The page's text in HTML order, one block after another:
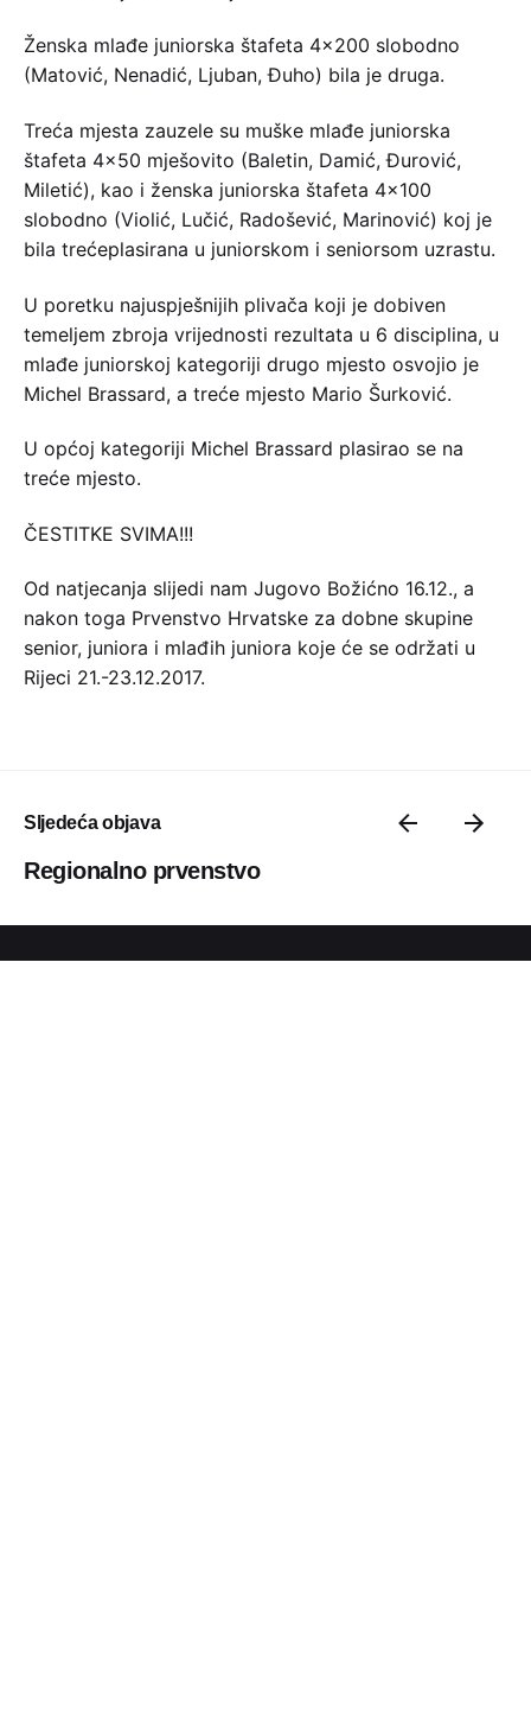
Ženska mlađe juniorska štafeta 4×200 slobodno
(Matović, Nenadić, Ljuban, Đuho) bila je druga.
Treća mjesta zauzele su muške mlađe juniorska
štafeta 4×50 mješovito (Baletin, Damić, Đurović,
Miletić), kao i ženska juniorska štafeta 4×100
slobodno (Violić, Lučić, Radošević, Marinović) koj je
bila trećeplasirana u juniorskom i seniorsom uzrastu.
U poretku najuspješnijih plivača koji je dobiven
temeljem zbroja vrijednosti rezultata u 6 disciplina, u
mlađe juniorskoj kategoriji drugo mjesto osvojio je
Michel Brassard, a treće mjesto Mario Šurković.
U općoj kategoriji Michel Brassard plasirao se na
treće mjesto.
ČESTITKE SVIMA!!!
Od natjecanja slijedi nam Jugovo Božićno 16.12., a
nakon toga Prvenstvo Hrvatske za dobne skupine
senior, juniora i mlađih juniora koje će se održati u
Rijeci 21.-23.12.2017.
Sljedeća objava
Regionalno prvenstvo